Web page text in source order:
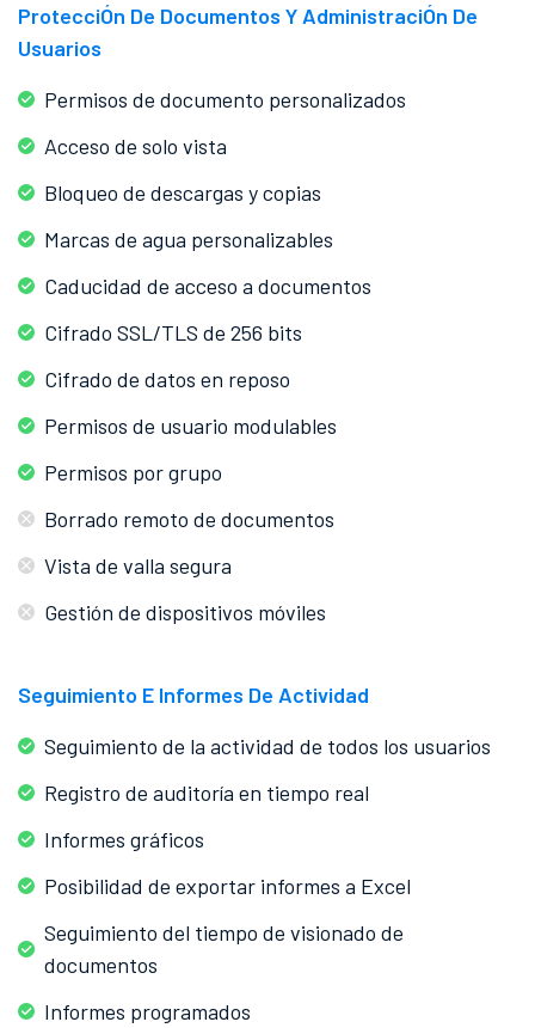
ProtecciÓn De Documentos Y AdministraciÓn De
Usuarios
Permisos de documento personalizados
Acceso de solo vista
Bloqueo de descargas y copias
Marcas de agua personalizables
Caducidad de acceso a documentos
Cifrado SSL/TLS de 256 bits
Cifrado de datos en reposo
Permisos de usuario modulables
Permisos por grupo
Borrado remoto de documentos
Vista de valla segura
Gestión de dispositivos móviles
Seguimiento E Informes De Actividad
Seguimiento de la actividad de todos los usuarios
Registro de auditoría en tiempo real
Informes gráficos
Posibilidad de exportar informes a Excel
Seguimiento del tiempo de visionado de
documentos
Informes programados